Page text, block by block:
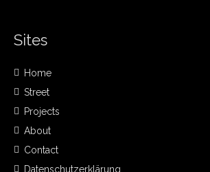
Sites
Home
Street
Projects
About
Contact
Datenschutzerklärung